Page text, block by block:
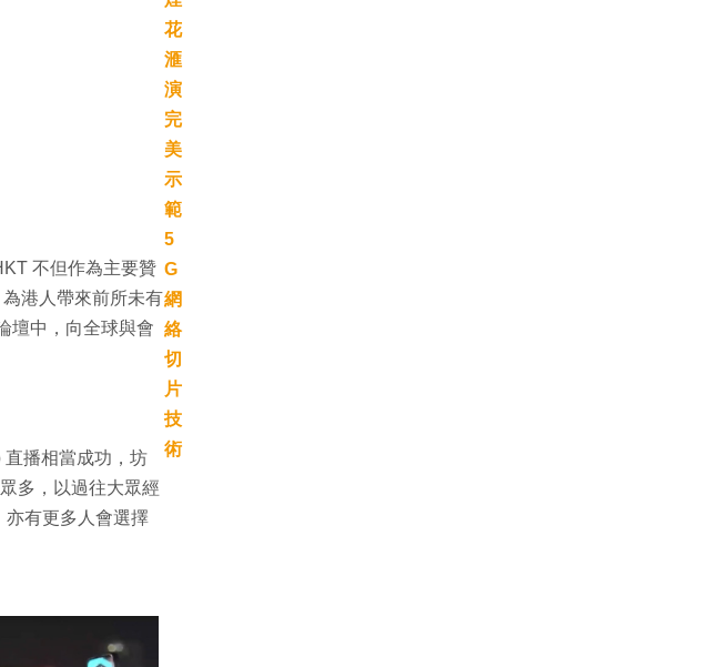
不但作為主要贊
港人帶來前所未有
壇中，向全球與會
播相當成功，坊
多，以過往大眾經
亦有更多人會選擇